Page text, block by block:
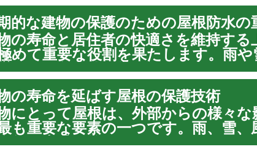
よる損傷から建物を保護し、構造的
めに不可欠です。本記事...
的な建物の保護のための屋根防水の
の寿命と居住者の快適さを維持する
めて重要な役割を果たします。雨や
しい気象条件に常にさらされてい
なければ、時間の経過とともに劣
損傷を引き起こす可能性...
の寿命を延ばす屋根の保護技術
にとって屋根は、外部からの様々
も重要な要素の一つです。雨、雪、
然の脅威に常に晒されており、そ